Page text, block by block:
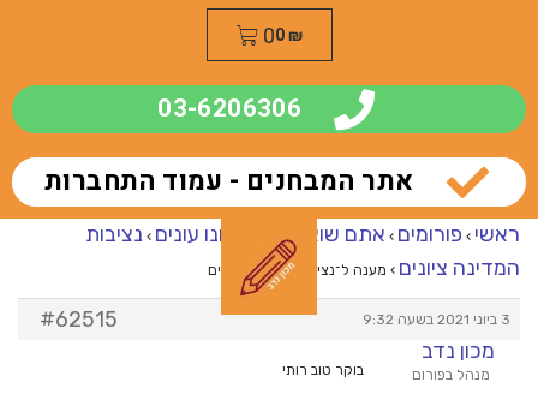
0₪
0
03-6206306
אתר המבחנים - עמוד התחברות
ראשי › פורומים › אתם שואלים – אנחנו עונים › נציבות
המדינה ציונים › מענה ל־נציבות המדינה ציונים
3 ביוני 2021 בשעה 9:32
#62515
מכון נדב
מנהל בפורום בוקר טוב רותי